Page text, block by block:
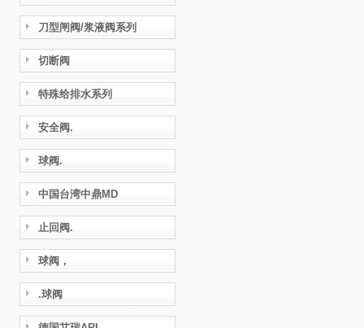
刀型闸阀/浆液阀系列
切断阀
特殊给排水系列
安全阀.
球阀.
中国台湾中鼎MD
止回阀.
球阀，
.球阀